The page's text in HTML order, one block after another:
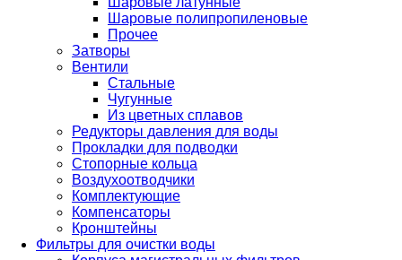
Шаровые полипропиленовые
Прочее
Затворы
Вентили
Стальные
Чугунные
Из цветных сплавов
Редукторы давления для воды
Прокладки для подводки
Стопорные кольца
Воздухоотводчики
Комплектующие
Компенсаторы
Кронштейны
Фильтры для очистки воды